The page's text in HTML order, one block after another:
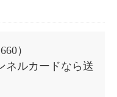
）
ネルカードなら送